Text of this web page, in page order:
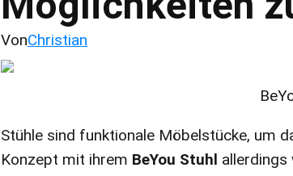
VonChristian
Stühle sind funktionale Möbelstücke, um
Konzept mit ihrem BeYou Stuhl allerdings